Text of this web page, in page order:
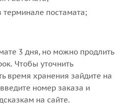
терминале постамата;
3 дня, но можно продлить
Чтобы уточнить
время хранения зайдите на
номер заказа и
на сайте.